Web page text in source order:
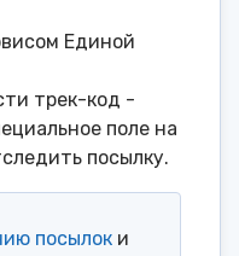
Единой
трек-код -
поле на
посылку.
посылок и